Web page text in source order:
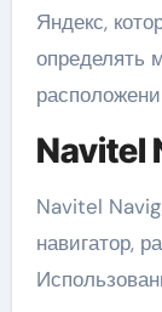
Яндекс,
определять
Navitel
Navitel
навигатор,